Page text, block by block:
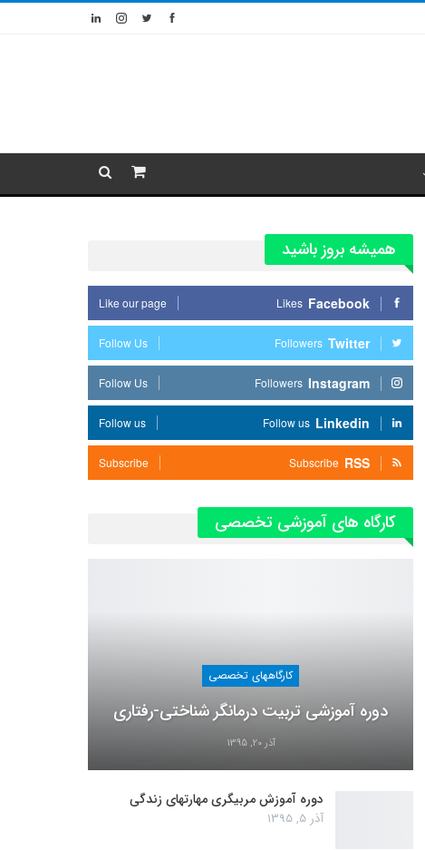
همیشه بروز باشید
Facebook
Likes
Like our page
Twitter
Followers
Follow Us
Instagram
Followers
Follow Us
Linkedin
Follow us
Follow us
RSS
Subscribe
Subscribe
کارگاه های آموزشی تخصصی
کارگاههای تخصصی
دوره آموزشی تربیت درمانگر شناختی-رفتاری
آذر 20, 1395
دوره آموزش مربیگری مهارتهای زندگی
آذر 5, 1395